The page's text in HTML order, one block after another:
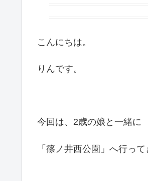
こんにちは。
りんです。
今回は、2歳の娘と一緒に
「篠ノ井西公園」へ行って